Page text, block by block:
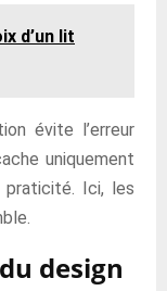
d’un lit
évite l’erreur
uniquement
praticité. Ici, les
design